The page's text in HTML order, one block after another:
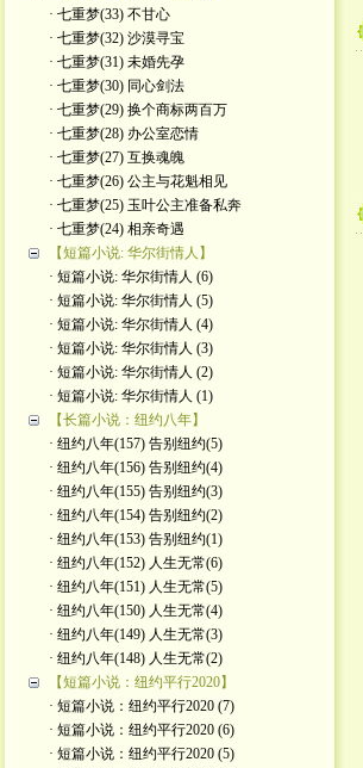
· 七重梦(33) 不甘心
· 七重梦(32) 沙漠寻宝
· 七重梦(31) 未婚先孕
· 七重梦(30) 同心剑法
· 七重梦(29) 换个商标两百万
· 七重梦(28) 办公室恋情
· 七重梦(27) 互换魂魄
· 七重梦(26) 公主与花魁相见
· 七重梦(25) 玉叶公主准备私奔
· 七重梦(24) 相亲奇遇
【短篇小说: 华尔街情人】
· 短篇小说: 华尔街情人 (6)
· 短篇小说: 华尔街情人 (5)
· 短篇小说: 华尔街情人 (4)
· 短篇小说: 华尔街情人 (3)
· 短篇小说: 华尔街情人 (2)
· 短篇小说: 华尔街情人 (1)
【长篇小说：纽约八年】
· 纽约八年(157) 告别纽约(5)
· 纽约八年(156) 告别纽约(4)
· 纽约八年(155) 告别纽约(3)
· 纽约八年(154) 告别纽约(2)
· 纽约八年(153) 告别纽约(1)
· 纽约八年(152) 人生无常(6)
· 纽约八年(151) 人生无常(5)
· 纽约八年(150) 人生无常(4)
· 纽约八年(149) 人生无常(3)
· 纽约八年(148) 人生无常(2)
【短篇小说：纽约平行2020】
· 短篇小说：纽约平行2020 (7)
· 短篇小说：纽约平行2020 (6)
· 短篇小说：纽约平行2020 (5)